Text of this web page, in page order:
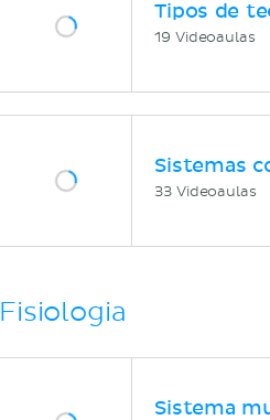
Tipos de
19 Videoaulas
Sistemas
33 Videoaulas
Fisiologia
Sistema